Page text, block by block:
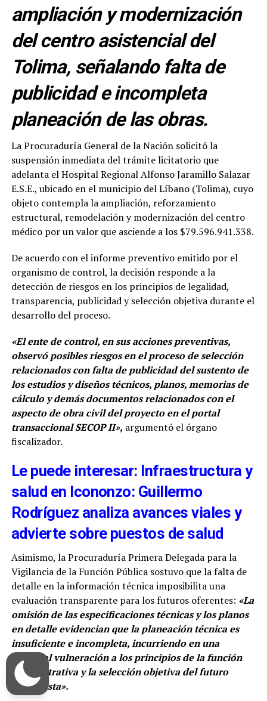
ampliación y modernización
del centro asistencial del
Tolima, señalando falta de
publicidad e incompleta
planeación de las obras.
La Procuraduría General de la Nación solicitó la
suspensión inmediata del trámite licitatorio que
adelanta el Hospital Regional Alfonso Jaramillo Salazar
E.S.E., ubicado en el municipio del Líbano (Tolima), cuyo
objeto contempla la ampliación, reforzamiento
estructural, remodelación y modernización del centro
médico por un valor que asciende a los $79.596.941.338.
De acuerdo con el informe preventivo emitido por el
organismo de control, la decisión responde a la
detección de riesgos en los principios de legalidad,
transparencia, publicidad y selección objetiva durante el
desarrollo del proceso.
«El ente de control, en sus acciones preventivas,
observó posibles riesgos en el proceso de selección
relacionados con falta de publicidad del sustento de
los estudios y diseños técnicos, planos, memorias de
cálculo y demás documentos relacionados con el
aspecto de obra civil del proyecto en el portal
transaccional SECOP II», argumentó el órgano
fiscalizador.
Le puede interesar: Infraestructura y
salud en Icononzo: Guillermo
Rodríguez analiza avances viales y
advierte sobre puestos de salud
Asimismo, la Procuraduría Primera Delegada para la
Vigilancia de la Función Pública sostuvo que la falta de
detalle en la información técnica imposibilita una
evaluación transparente para los futuros oferentes: «La
omisión de las especificaciones técnicas y los planos
en detalle evidencian que la planeación técnica es
insuficiente e incompleta, incurriendo en una
eventual vulneración a los principios de la función
administrativa y la selección objetiva del futuro
contratista».